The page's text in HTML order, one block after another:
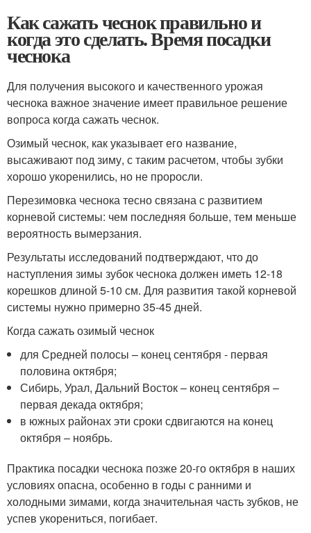
Как сажать чеснок правильно и
когда это сделать. Время посадки
чеснока
Для получения высокого и качественного урожая
чеснока важное значение имеет правильное решение
вопроса когда сажать чеснок.
Озимый чеснок, как указывает его название,
высаживают под зиму, с таким расчетом, чтобы зубки
хорошо укоренились, но не проросли.
Перезимовка чеснока тесно связана с развитием
корневой системы: чем последняя больше, тем меньше
вероятность вымерзания.
Результаты исследований подтверждают, что до
наступления зимы зубок чеснока должен иметь 12-18
корешков длиной 5-10 см. Для развития такой корневой
системы нужно примерно 35-45 дней.
Когда сажать озимый чеснок
для Средней полосы – конец сентября - первая
половина октября;
Сибирь, Урал, Дальний Восток – конец сентября –
первая декада октября;
в южных районах эти сроки сдвигаются на конец
октября – ноябрь.
Практика посадки чеснока позже 20-го октября в наших
условиях опасна, особенно в годы с ранними и
холодными зимами, когда значительная часть зубков, не
успев укорениться, погибает.